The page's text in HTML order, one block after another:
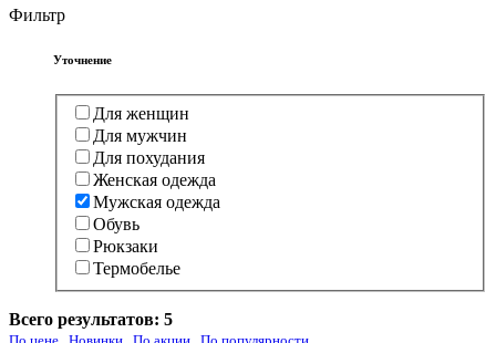
Фильтр
Уточнение
Для женщин
Для мужчин
Для похудания
Женская одежда
Мужская одежда
Обувь
Рюкзаки
Термобелье
Всего результатов: 5